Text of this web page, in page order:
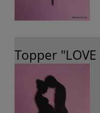
Topper "LOVE